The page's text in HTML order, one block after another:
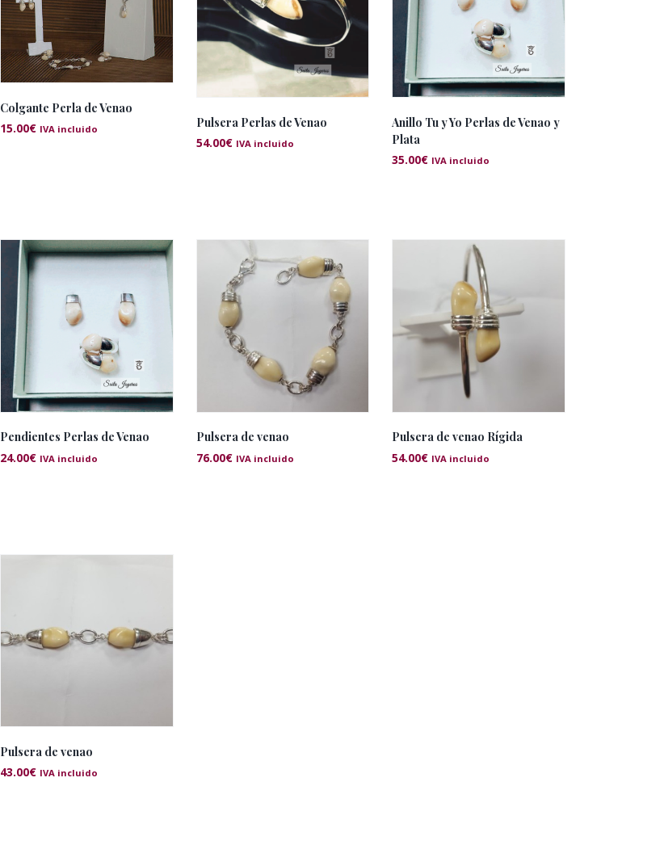
Colgante Perla de Venao
15.00€ IVA incluido
Pulsera Perlas de Venao
54.00€ IVA incluido
Anillo Tu y Yo Perlas de Venao y
Plata
35.00€ IVA incluido
Pendientes Perlas de Venao
24.00€ IVA incluido
Pulsera de venao
76.00€ IVA incluido
Pulsera de venao Rígida
54.00€ IVA incluido
Pulsera de venao
43.00€ IVA incluido